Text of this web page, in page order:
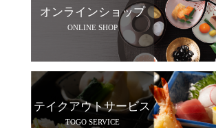
オンラインショップ
ONLINE SHOP
テイクアウトサービス
TOGO SERVICE